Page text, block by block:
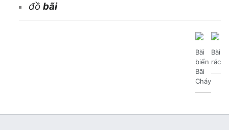
đồ bãi
Bãi
biển
Bãi
Cháy
Bãi
rác